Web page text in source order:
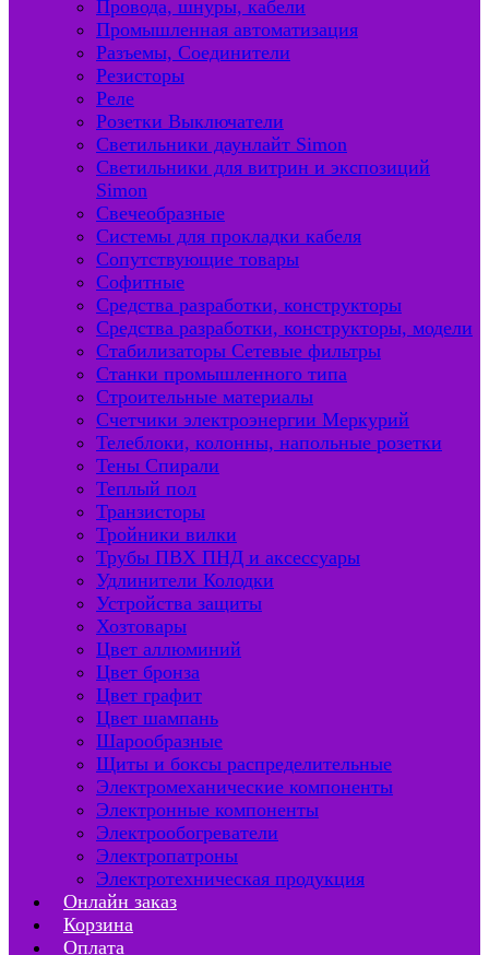
Провода, шнуры, кабели
Промышленная автоматизация
Разъемы, Соединители
Резисторы
Реле
Розетки Выключатели
Светильники даунлайт Simon
Светильники для витрин и экспозиций
Simon
Свечеобразные
Системы для прокладки кабеля
Сопутствующие товары
Софитные
Средства разработки, конструкторы
Средства разработки, конструкторы, модели
Стабилизаторы Сетевые фильтры
Станки промышленного типа
Строительные материалы
Счетчики электроэнергии Меркурий
Телеблоки, колонны, напольные розетки
Тены Спирали
Теплый пол
Транзисторы
Тройники вилки
Трубы ПВХ ПНД и аксессуары
Удлинители Колодки
Устройства защиты
Хозтовары
Цвет аллюминий
Цвет бронза
Цвет графит
Цвет шампань
Шарообразные
Щиты и боксы распределительные
Электромеханические компоненты
Электронные компоненты
Электрообогреватели
Электропатроны
Электротехническая продукция
Онлайн заказ
Корзина
Оплата